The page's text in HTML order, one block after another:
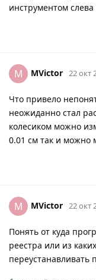
инструментом слева
M MVictor 22 окт
Что привело
неожиданно стал
колесиком можно
0.01 см так и можно
M MVictor 22 окт
Понять от куда
реестра или из
переустанавливать